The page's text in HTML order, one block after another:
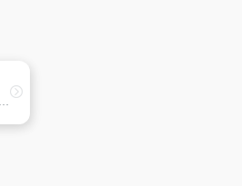
Friday AI智能写作平台,一键生成高质量原创内容! Friday AI-国内顶尖算法模型,AI自动生成原创文章,60+丰富写作模板,十大写作场景全覆盖,支持改写,续写,扩写,搜索引擎优化,全场景媒体运营神器